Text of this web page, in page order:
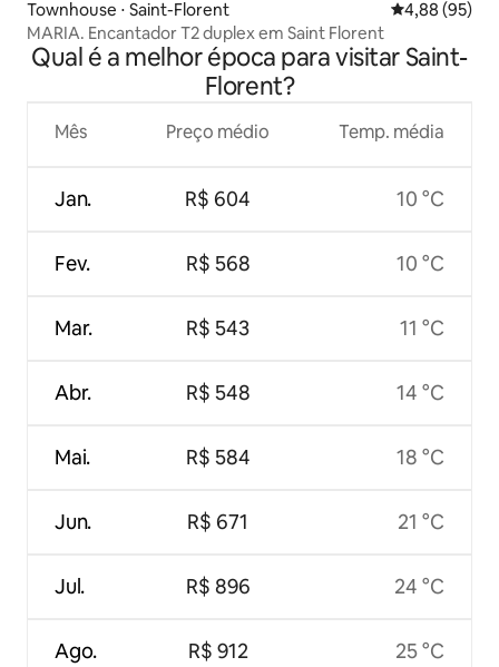
Townhouse ⋅ Saint-Florent 4,88 de uma
4,88 (95)
MARIA. Encantador T2 duplex em Saint Florent
Qual é a melhor época para visitar Saint-
Florent?
Mês
Jan.
Fev.
Mar.
Abr.
Mai.
Jun.
Jul.
Ago.
Preço médio
R$ 604
R$ 568
R$ 543
R$ 548
R$ 584
R$ 671
R$ 896
R$ 912
Temp. média
10 °C
10 °C
11 °C
14 °C
18 °C
21 °C
24 °C
25 °C